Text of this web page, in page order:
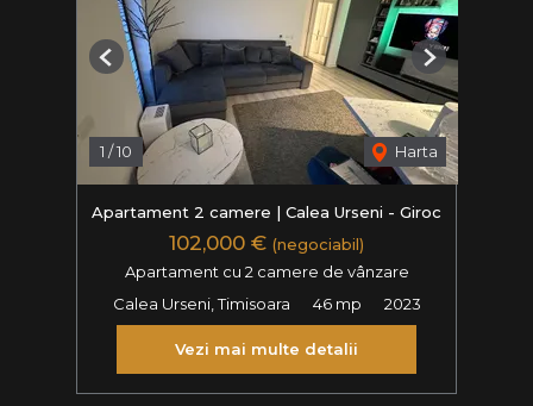
1 /10 Harta
Previous Next
Apartament 2 camere | Calea Urseni - Giroc
102,000 € (negociabil)
Apartament cu 2 camere de vânzare
Calea Urseni, Timisoara
46 mp 2023
Vezi mai multe detalii